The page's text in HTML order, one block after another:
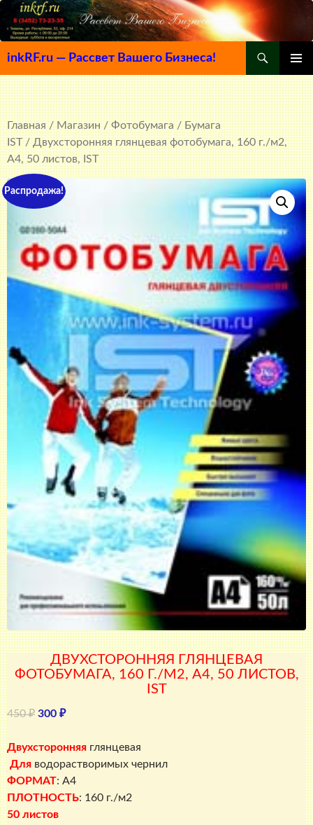
inkRF.ru — Рассвет Вашего Бизнеса!
МЕНЮ
К
СОДЕРЖИМОМУ
Главная/Магазин/Фотобумага/Бумага
IST/ Двухсторонняя глянцевая фотобумага, 160 г./м2,
A4, 50 листов, IST
Распродажа!
ДВУХСТОРОННЯЯ ГЛЯНЦЕВАЯ
ФОТОБУМАГА, 160 Г./М2, A4, 50 ЛИСТОВ,
IST
450₽ Первоначальная
составляла
450 ₽.
300 ₽Текущая
300 ₽.
Двухсторонняя глянцевая
Для водорастворимых чернил
ФОРМАТ: A4
ПЛОТНОСТЬ: 160 г./м2
50 листов